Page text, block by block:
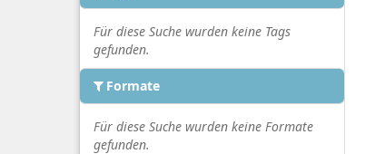
Für diese Suche wurden keine Tags
gefunden.
Formate
Für diese Suche wurden keine Formate
gefunden.